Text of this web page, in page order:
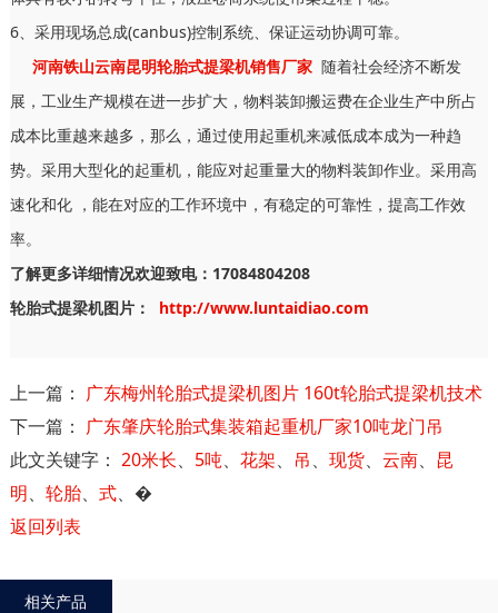
6、采用现场总成(canbus)控制系统、保证运动协调可靠。
河南铁山云南昆明轮胎式提梁机销售厂家 随着社会经济不断发
展，工业生产规模在进一步扩大，物料装卸搬运费在企业生产中所占
成本比重越来越多，那么，通过使用起重机来减低成本成为一种趋
势。采用大型化的起重机，能应对起重量大的物料装卸作业。采用高
速化和化 ，能在对应的工作环境中，有稳定的可靠性，提高工作效
率。
了解更多详细情况欢迎致电：17084804208
轮胎式提梁机图片：
http://www.luntaidiao.com
上一篇： 广东梅州轮胎式提梁机图片 160t轮胎式提梁机技术
下一篇： 广东肇庆轮胎式集装箱起重机厂家10吨龙门吊
此文关键字： 20米长、 5吨、 花架、 吊、 现货、 云南、 昆
明、 轮胎、 式、 �
返回列表
相关产品